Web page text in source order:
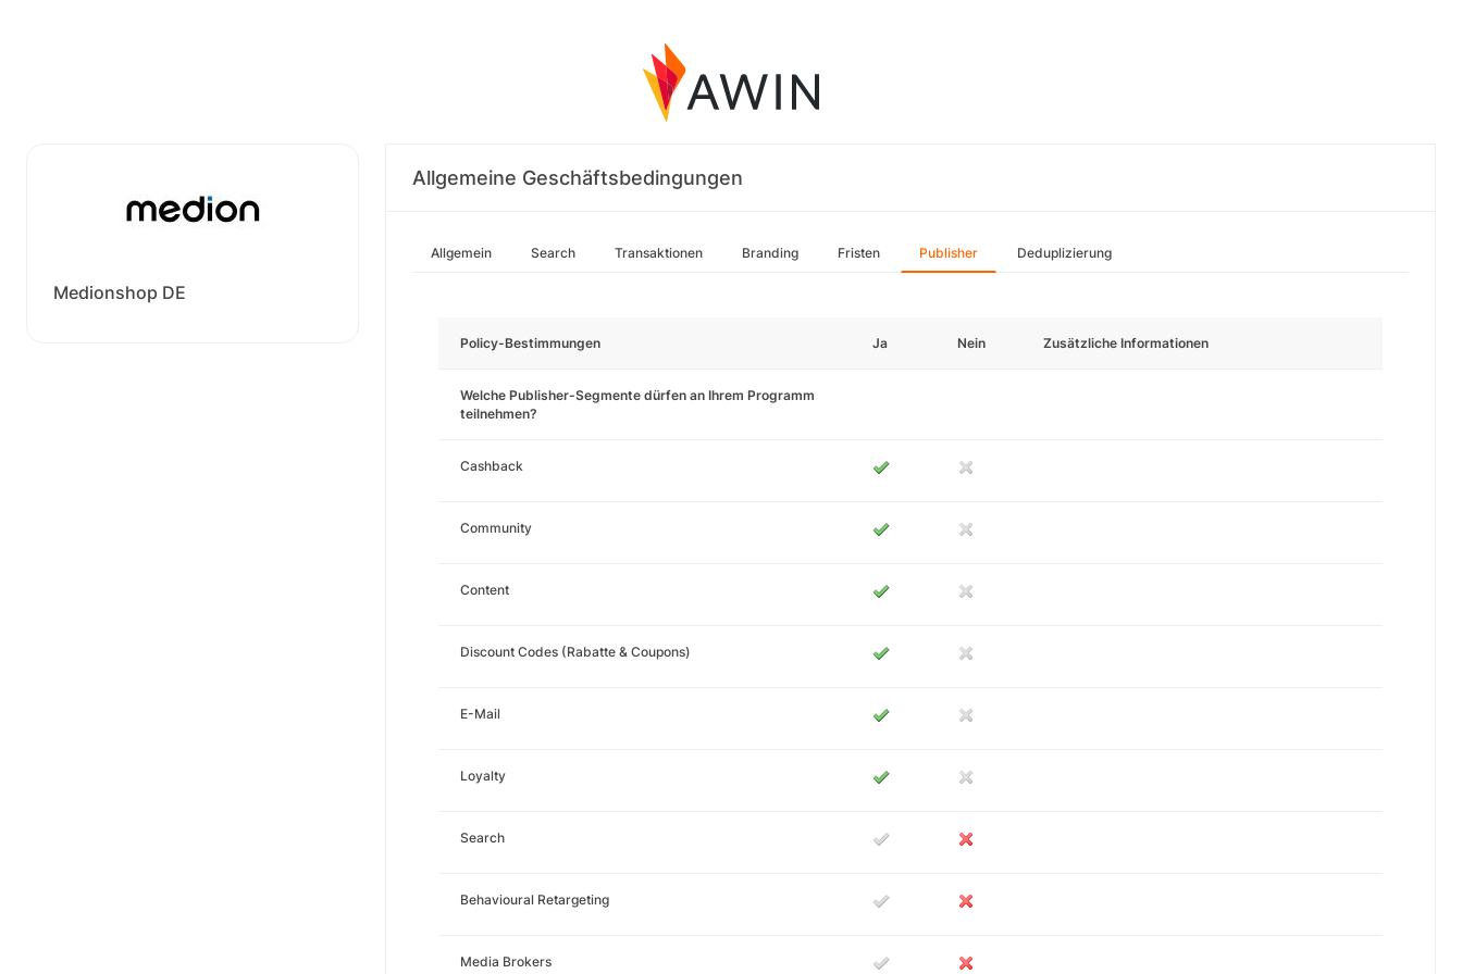
Medionshop DE
Allgemeine Geschäftsbedingungen
Allgemein Search Transaktionen Branding Fristen Publisher Deduplizierung
Policy-Bestimmungen Ja Nein Zusätzliche Informationen
Welche Publisher-Segmente dürfen an Ihrem Programm
teilnehmen?
Cashback
Community
Content
Discount Codes (Rabatte & Coupons)
E-Mail
Loyalty
Search
Behavioural Retargeting
Media Brokers